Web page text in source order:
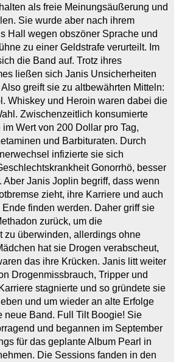
als freie Meinungsäußerung und
Sie wurde aber nach ihrem
Hall wegen obszöner Sprache und
zu einer Geldstrafe verurteilt. Im
die Band auf. Trotz ihres
ließen sich Janis Unsicherheiten
greift sie zu altbewährten Mitteln:
Whiskey und Heroin waren dabei die
Zwischenzeitlich konsumierte
Wert von 200 Dollar pro Tag,
und Barbituraten. Durch
infizierte sie sich
Gonorrhö, besser
Aber Janis Joplin begriff, dass wenn
zieht, ihre Karriere und auch
finden werden. Daher griff sie
zurück, um die
zu überwinden, allerdings ohne
hat sie Drogen verabscheut,
das ihre Krücken. Janis litt weiter
Drogenmissbrauch, Tripper und
stagnierte und so gründete sie
und um wieder an alte Erfolge
neue Band. Full Tilt Boogie! Sie
und begannen im September
für das geplante Album Pearl in
Die Sessions fanden in den